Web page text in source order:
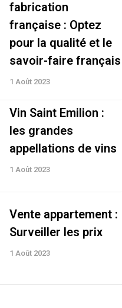
fabrication
française : Optez
pour la qualité et le
savoir-faire français
1 Août 2023
Vin Saint Emilion :
les grandes
appellations de vins
1 Août 2023
Vente appartement :
Surveiller les prix
1 Août 2023